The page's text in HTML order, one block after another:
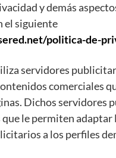
y demás
el siguiente
politica-de-
servidores
comerciales
Dichos servidores
le permiten adaptar
a los perfiles